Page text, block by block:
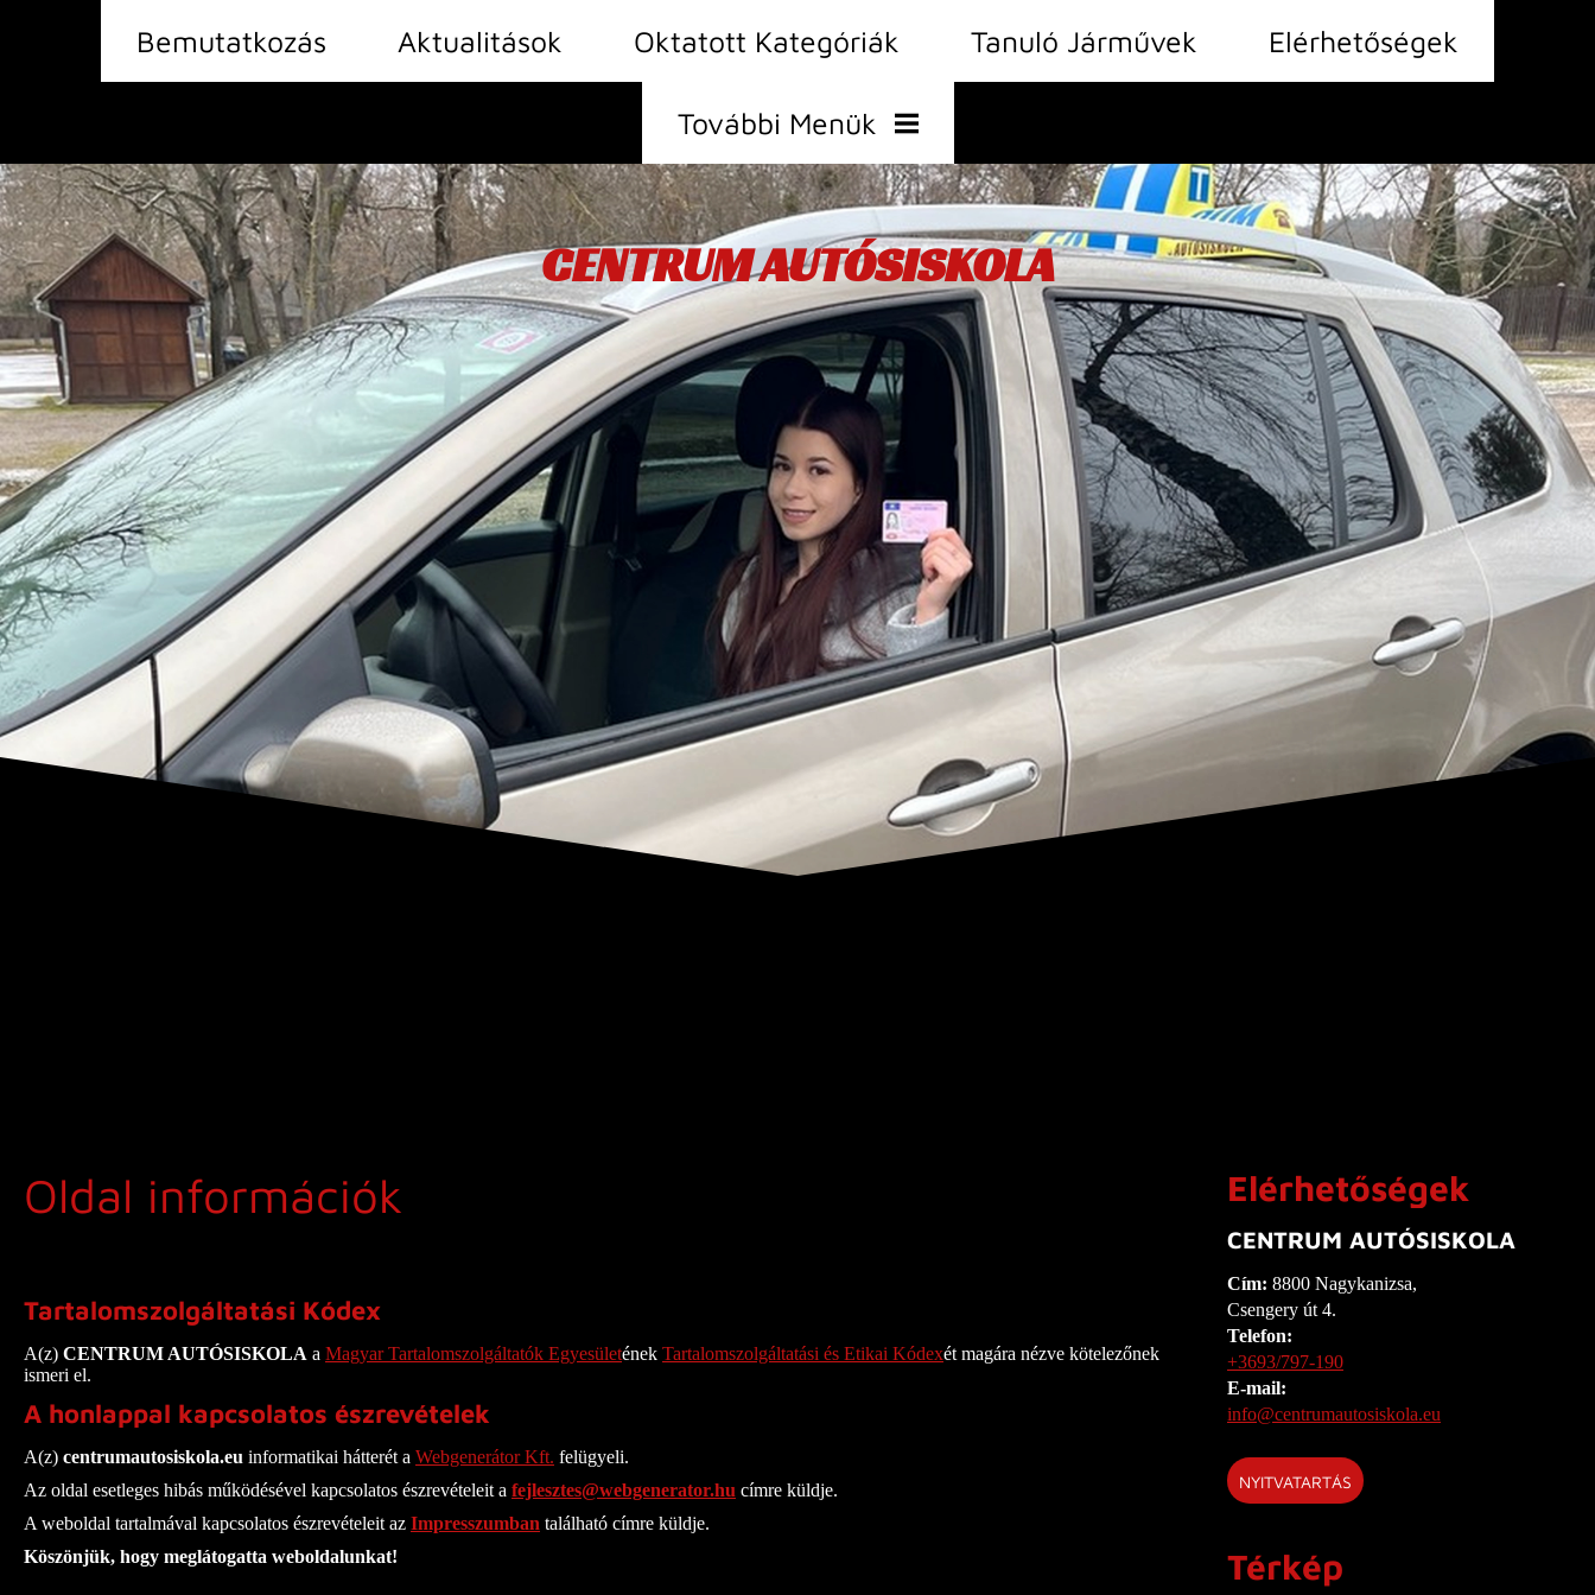
Bemutatkozás Aktualitások Oktatott Kategóriák Tanuló Járművek Elérhetőségek
További Menük
Árak
Statisztika
Vállalkozási
Feltételek
CENTRUM AUTÓSISKOLA
CENTRUM AUTÓSISKOLA
CENTRUM AUTÓSISKOLA
Elérhetőségek
CENTRUM AUTÓSISKOLA
Cím: 8800 Nagykanizsa,
Csengery út 4.
Telefon:
+3693/797-190
E-mail:
info@centrumautosiskola.eu
NYITVATARTÁS
Térkép
Oldal információk
Tartalomszolgáltatási Kódex
A(z) CENTRUM AUTÓSISKOLA a Magyar Tartalomszolgáltatók Egyesületének Tartalomszolgáltatási és Etikai Kódexét magára nézve kötelezőnek
ismeri el.
A honlappal kapcsolatos észrevételek
A(z) centrumautosiskola.eu informatikai hátterét a Webgenerátor Kft. felügyeli.
Az oldal esetleges hibás működésével kapcsolatos észrevételeit a fejlesztes@webgenerator.hu címre küldje.
A weboldal tartalmával kapcsolatos észrevételeit az Impresszumban található címre küldje.
Köszönjük, hogy meglátogatta weboldalunkat!